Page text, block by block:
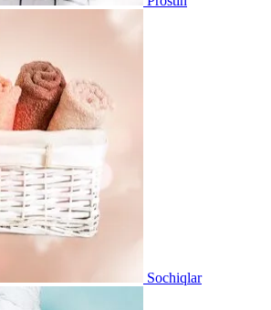
Sochiqlar